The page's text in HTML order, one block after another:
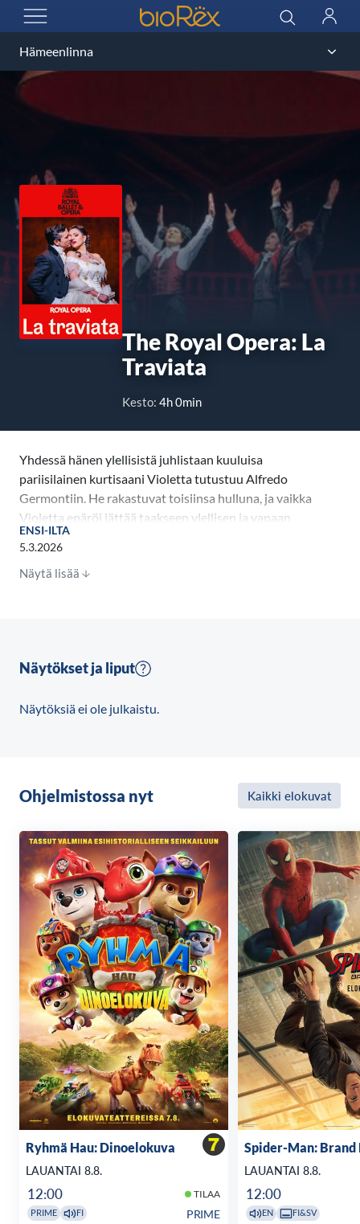
AVAA VALIKKO
BioRex Cinemas Haku
The Royal Opera: La
Traviata
Kesto: 4h 0min
Yhdessä hänen ylellisistä juhlistaan kuuluisa
pariisilainen kurtisaani Violetta tutustuu Alfredo
Germontiin. He rakastuvat toisiinsa hulluna, ja vaikka
Violetta epäröi jättää taakseen ylellisen ja vapaan
elämänsä, hän seuraa sydämensä ääntä. Nuoren parin
onni on kuitenkin lyhytaikaista, sillä elämän ankara
todellisuus kolkuttaa pian ovella.
kannalta. Ohjaaja Richard Eyren viettelevän
oleva hellä ja tuhoisa kauneus loistaa kirkkaana.
ENSI-ILTA
5.3.2026
Näytä lisää
Näytökset ja liput
Näytöksiä ei ole julkaistu.
Ohjelmistossa nyt Kaikki elokuvat
Ryhmä Hau: Dinoelokuva
LAUANTAI 8.8.
12:00 TILAA
PRIME FI PRIME
Spider-Man: Brand
LAUANTAI 8.8.
12:00
EN FI&SV